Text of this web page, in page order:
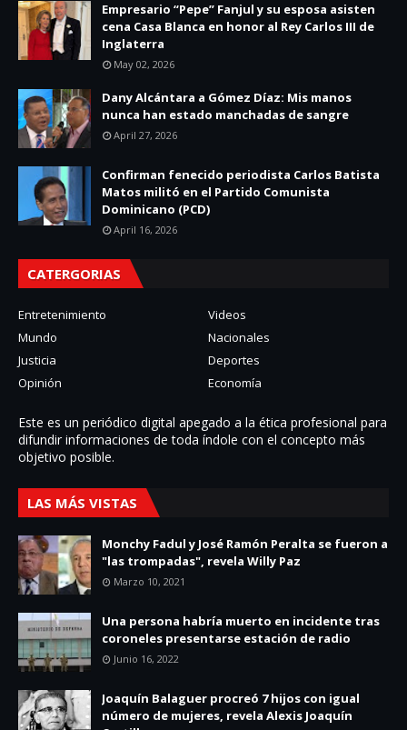
Empresario “Pepe” Fanjul y su esposa asisten
cena Casa Blanca en honor al Rey Carlos III de
Inglaterra
May 02, 2026
Dany Alcántara a Gómez Díaz: Mis manos
nunca han estado manchadas de sangre
April 27, 2026
Confirman fenecido periodista Carlos Batista
Matos militó en el Partido Comunista
Dominicano (PCD)
April 16, 2026
CATERGORIAS
Entretenimiento
Videos
Mundo
Nacionales
Justicia
Deportes
Opinión
Economía
Este es un periódico digital apegado a la ética profesional para
difundir informaciones de toda í­ndole con el concepto más
objetivo posible.
LAS MÁS VISTAS
Monchy Fadul y José Ramón Peralta se fueron a
"las trompadas", revela Willy Paz
Marzo 10, 2021
Una persona habría muerto en incidente tras
coroneles presentarse estación de radio
Junio 16, 2022
Joaquín Balaguer procreó 7 hijos con igual
número de mujeres, revela Alexis Joaquín